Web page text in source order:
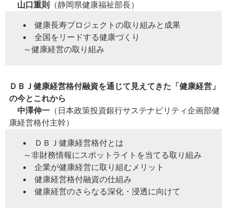
山口重則
（静岡県健康福祉部長）
健康長寿プロジェクトの取り組みと成果
全国をリードする健康づくり
～健康経営の取り組み
ＤＢＪ健康経営格付融資を通じて見えてきた「健康経営」
の今とこれから
中澤伸一 （日本政策投資銀行サステナビリティ企画部健
康経営格付主幹）
ＤＢＪ健康経営格付とは
～非財務情報にスポットライトを当てる取り組み
企業が健康経営に取り組むメリット
健康経営格付融資の仕組み
健康経営のさらなる深化・浸透に向けて